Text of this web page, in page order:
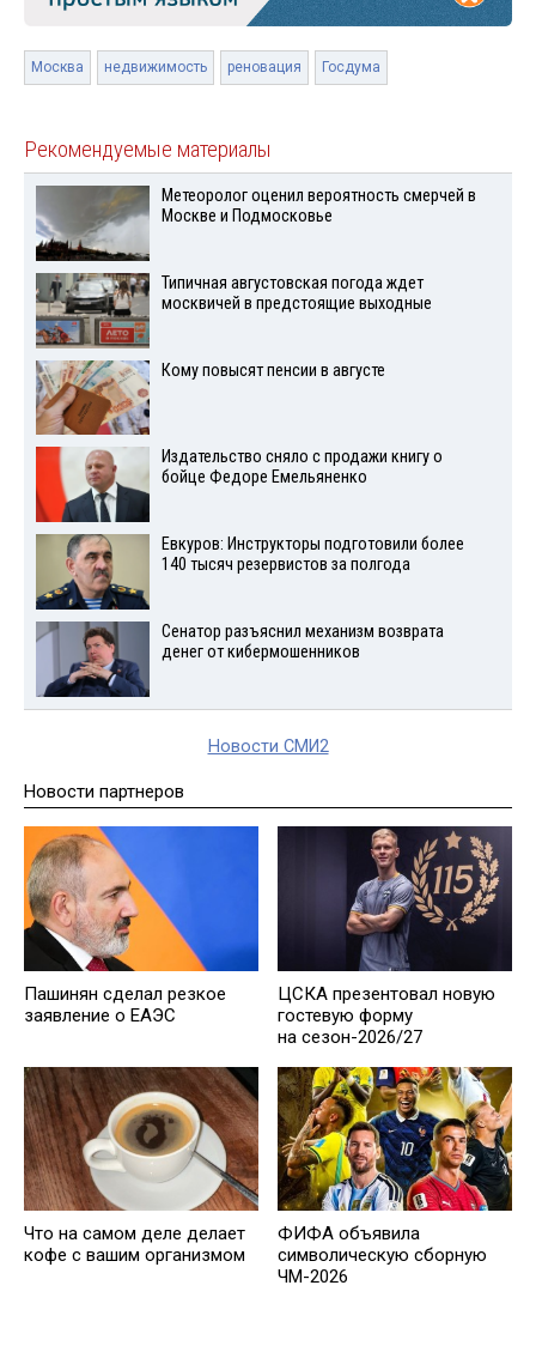
Москва недвижимость реновация Госдума
Рекомендуемые материалы
Метеоролог оценил вероятность смерчей в
Москве и Подмосковье
Типичная августовская погода ждет
москвичей в предстоящие выходные
Кому повысят пенсии в августе
Издательство сняло с продажи книгу о
бойце Федоре Емельяненко
Евкуров: Инструкторы подготовили более
140 тысяч резервистов за полгода
Сенатор разъяснил механизм возврата
денег от кибермошенников
Новости СМИ2
Новости партнеров
Пашинян сделал резкое
заявление о ЕАЭС
ЦСКА презентовал новую
гостевую форму
на сезон-2026/27
Что на самом деле делает
кофе с вашим организмом
ФИФА объявила
символическую сборную
ЧМ-2026